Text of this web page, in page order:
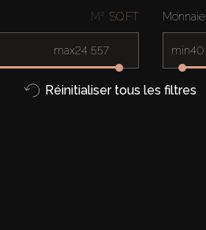
M² SQ.FT
max
Monnaie
min
Réinitialiser tous les filtres